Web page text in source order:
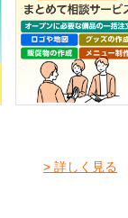
> 詳しく見る